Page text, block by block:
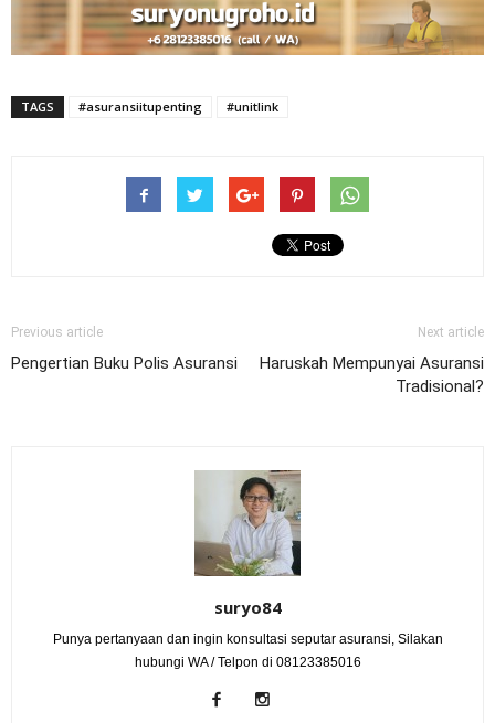
TAGS #asuransiitupenting #unitlink
Previous article
Pengertian Buku Polis Asuransi
Next article
Haruskah Mempunyai Asuransi
Tradisional?
suryo84
Punya pertanyaan dan ingin konsultasi seputar asuransi, Silakan
hubungi WA / Telpon di 08123385016